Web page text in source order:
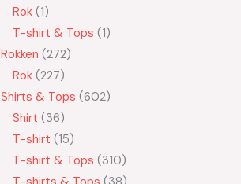
Rok 1
T-shirt & Tops 1
Rokken 272
Rok 227
Shirts & Tops 602
Shirt 36
T-shirt 15
T-shirt & Tops 310